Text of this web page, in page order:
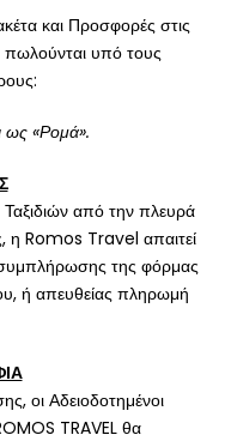
και Προσφορές στις
υπό τους
ως «Ρομά».
από την πλευρά
η Romos Travel απαιτεί
της φόρμας
ή απευθείας πληρωμή
οι Αδειοδοτημένοι
TRAVEL θα